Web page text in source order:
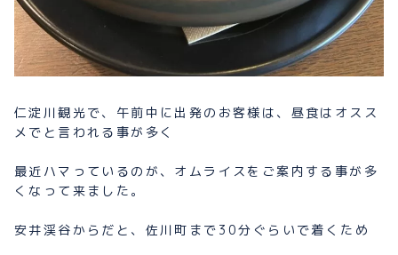
仁淀川観光で、午前中に出発のお客様は、昼食はオスス
メでと言われる事が多く
最近ハマっているのが、オムライスをご案内する事が多
くなって来ました。
安井渓谷からだと、佐川町まで30分ぐらいで着くため